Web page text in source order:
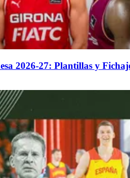
2026-27: Plantillas y